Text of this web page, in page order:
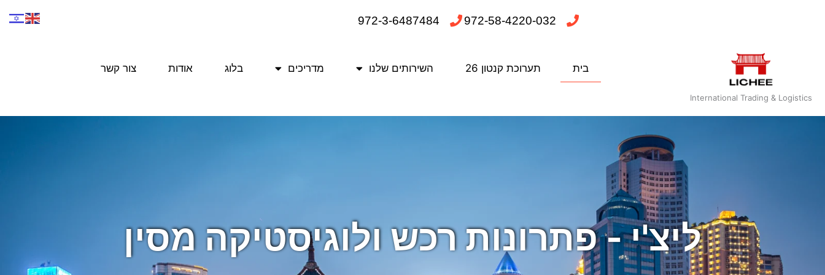
972-58-4220-032
972-3-6487484
International Trading & Logistics
בית תערוכת קנטון 26 השירותים שלנו מדריכים בלוג אודות צור קשר
ליצ'י - פתרונות רכש ולוגיסטיקה מסין